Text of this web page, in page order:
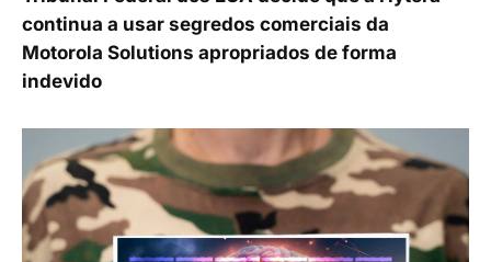
continua a usar segredos comerciais da
Motorola Solutions apropriados de forma
indevido